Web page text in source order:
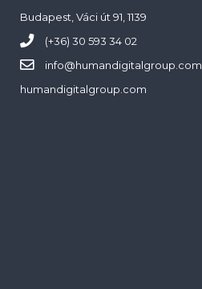
Budapest, Váci út 91, 1139
(+36) 30 593 34 02
info@humandigitalgroup.com
humandigitalgroup.com